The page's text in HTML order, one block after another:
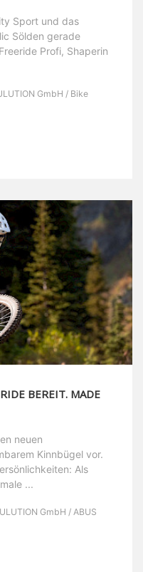
Sport und das
Sölden gerade
Profi, Shaperin
GmbH / Bike
BEREIT. MADE
neuen
Kinnbügel vor.
Als
...
GmbH / ABUS